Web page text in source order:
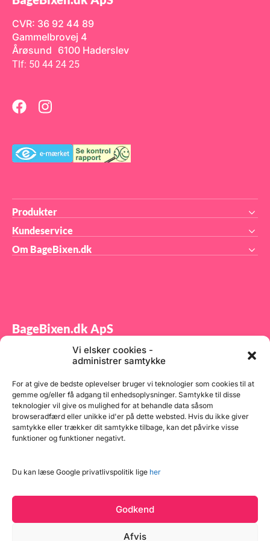
Vi elsker cookies -
administrer samtykke
For at give de bedste oplevelser bruger vi teknologier som cookies til at
gemme og/eller få adgang til enhedsoplysninger. Samtykke til disse
teknologier vil give os mulighed for at behandle data såsom
browseradfærd eller unikke id'er på dette websted. Hvis du ikke giver
samtykke eller trækker dit samtykke tilbage, kan det påvirke visse
funktioner og funktioner negativt.
Du kan læse Google privatlivspolitik lige her
Godkend
Afvis
chokolade moussepulver.
CVR: 36 92 44 89
Gammelbrovej 4
Årøsund 6100 Haderslev
Tlf: 50 44 24 25
Produkter
Kundeservice
Om BageBixen.dk
BageBixen.dk ApS
Tilmeld dig vores nyhedsbrev og modtag gode tilbud
samt spændende produktnyheder direkte i din
indbakke.